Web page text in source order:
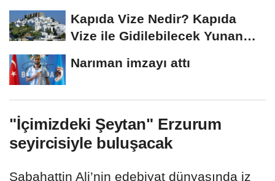
Kapıda Vize Nedir? Kapıda
Vize ile Gidilebilecek Yunan
Narıman imzayı attı
"İçimizdeki Şeytan" Erzurum
seyircisiyle buluşacak
Sabahattin Ali’nin edebiyat dünyasında iz